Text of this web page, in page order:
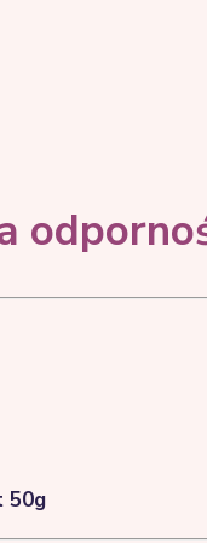
50g